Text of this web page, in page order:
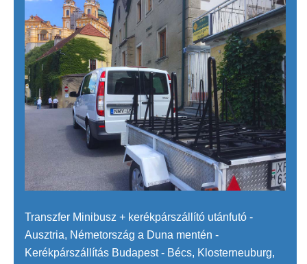
Transzfer Minibusz + kerékpárszállító utánfutó -
Ausztria, Németország a Duna mentén -
Kerékpárszállítás Budapest - Bécs, Klosterneuburg,